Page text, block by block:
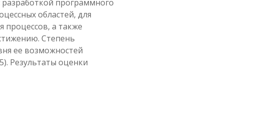
программного
областей, для
процессов, а также
Степень
ее возможностей
Результаты оценки